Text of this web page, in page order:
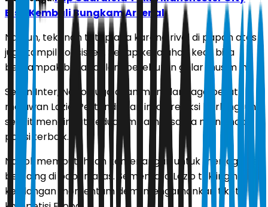
Bisa Kembali Bungkam Arsenal
Namun, tekanan tetap ada karena rival di papan atas
juga tampil konsisten. Setiap kesalahan kecil bisa
berdampak besar dalam perebutan gelar musim ini.
Selain Inter, Napoli juga akan menjalani laga berat
melawan Lazio. Pertandingan ini diprediksi berlangsung
sengit mengingat kedua tim sama-sama mengincar
posisi terbaik.
Napoli membutuhkan kemenangan untuk menjaga asa
bersaing di papan atas. Sementara Lazio tak ingin
kehilangan momentum demi mengamankan tiket